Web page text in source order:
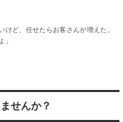
けど、任せたらお客さんが増えた。
」
せんか？